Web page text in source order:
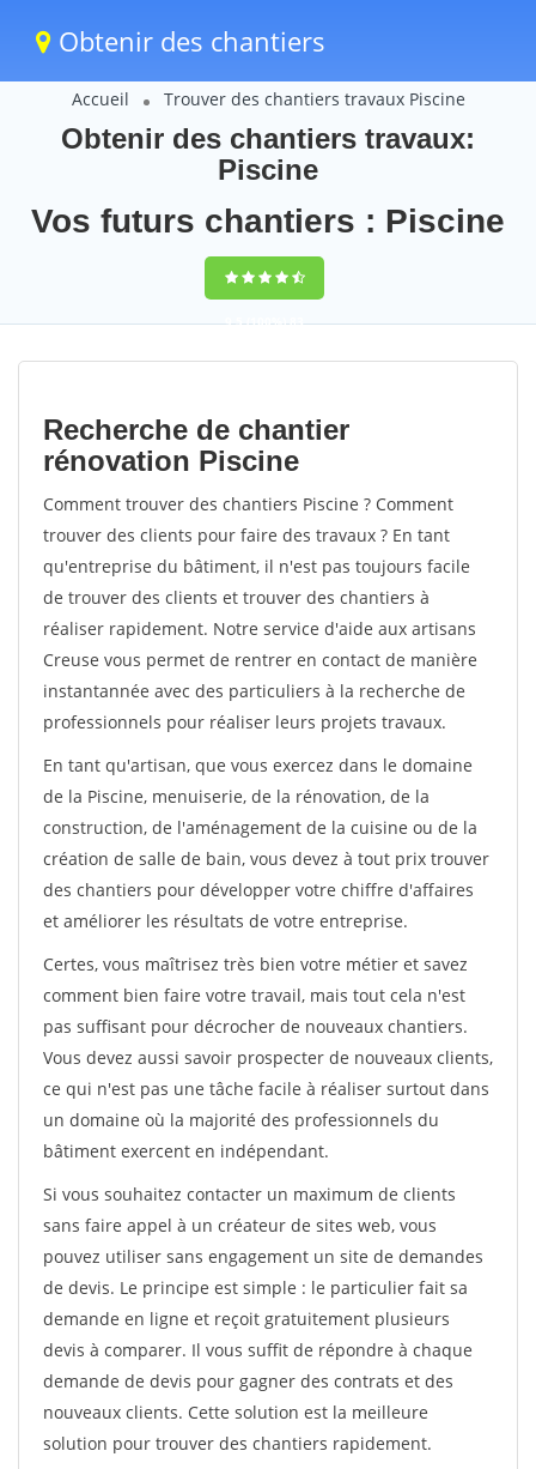
Obtenir des chantiers
Accueil Trouver des chantiers travaux Piscine
Obtenir des chantiers travaux:
Piscine
Vos futurs chantiers : Piscine
9,5(100%)83
votes
Recherche de chantier
rénovation Piscine
Comment trouver des chantiers Piscine ? Comment
trouver des clients pour faire des travaux ? En tant
qu'entreprise du bâtiment, il n'est pas toujours facile
de trouver des clients et trouver des chantiers à
réaliser rapidement. Notre service d'aide aux artisans
Creuse vous permet de rentrer en contact de manière
instantannée avec des particuliers à la recherche de
professionnels pour réaliser leurs projets travaux.
En tant qu'artisan, que vous exercez dans le domaine
de la Piscine, menuiserie, de la rénovation, de la
construction, de l'aménagement de la cuisine ou de la
création de salle de bain, vous devez à tout prix trouver
des chantiers pour développer votre chiffre d'affaires
et améliorer les résultats de votre entreprise.
Certes, vous maîtrisez très bien votre métier et savez
comment bien faire votre travail, mais tout cela n'est
pas suffisant pour décrocher de nouveaux chantiers.
Vous devez aussi savoir prospecter de nouveaux clients,
ce qui n'est pas une tâche facile à réaliser surtout dans
un domaine où la majorité des professionnels du
bâtiment exercent en indépendant.
Si vous souhaitez contacter un maximum de clients
sans faire appel à un créateur de sites web, vous
pouvez utiliser sans engagement un site de demandes
de devis. Le principe est simple : le particulier fait sa
demande en ligne et reçoit gratuitement plusieurs
devis à comparer. Il vous suffit de répondre à chaque
demande de devis pour gagner des contrats et des
nouveaux clients. Cette solution est la meilleure
solution pour trouver des chantiers rapidement.